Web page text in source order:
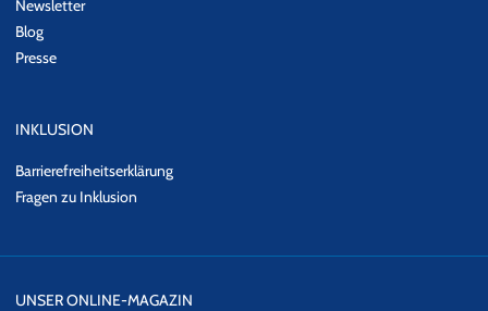
Newsletter
Blog
Presse
INKLUSION
Barrierefreiheitserklärung
Fragen zu Inklusion
UNSER ONLINE-MAGAZIN